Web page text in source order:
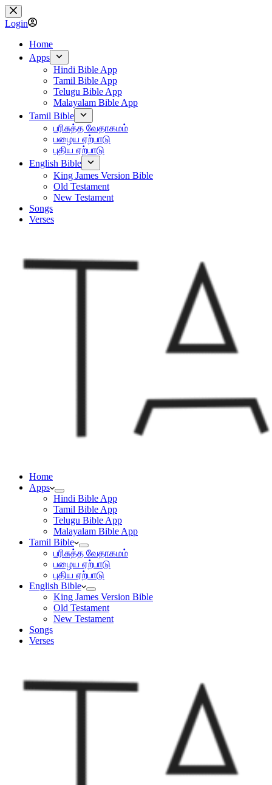
Skip
to
content
Login
Home
Apps
Hindi Bible App
Tamil Bible App
Telugu Bible App
Malayalam Bible App
Tamil Bible
பரிசுத்த வேதாகமம்
பழைய ஏற்பாடு
புதிய ஏற்பாடு
English Bible
King James Version Bible
Old Testament
New Testament
Songs
Verses
Home
Apps
Hindi Bible App
Tamil Bible App
Telugu Bible App
Malayalam Bible App
Tamil Bible
பரிசுத்த வேதாகமம்
பழைய ஏற்பாடு
புதிய ஏற்பாடு
English Bible
King James Version Bible
Old Testament
New Testament
Songs
Verses